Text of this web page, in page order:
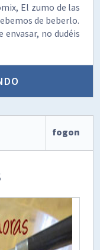
El zumo de las
de beberlo.
envasar, no dudéis
fogon